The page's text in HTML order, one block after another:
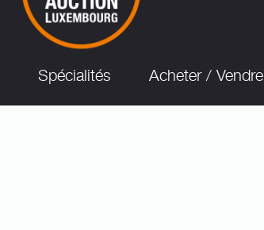
Spécialités Acheter / Vendre